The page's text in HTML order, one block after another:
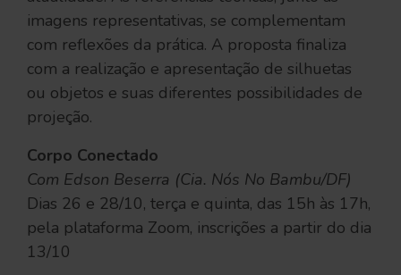
imagens representativas, se complementam
com reflexões da prática. A proposta finaliza
com a realização e apresentação de silhuetas
ou objetos e suas diferentes possibilidades de
projeção.
Corpo Conectado
Com Edson Beserra (Cia. Nós No Bambu/DF)
Dias 26 e 28/10, terça e quinta, das 15h às 17h,
pela plataforma Zoom, inscrições a partir do dia
13/10